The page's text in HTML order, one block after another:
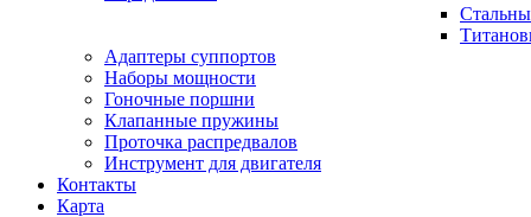
Адаптеры суппортов
Наборы мощности
Гоночные поршни
Клапанные пружины
Проточка распредвалов
Инструмент для двигателя
Контакты
Карта